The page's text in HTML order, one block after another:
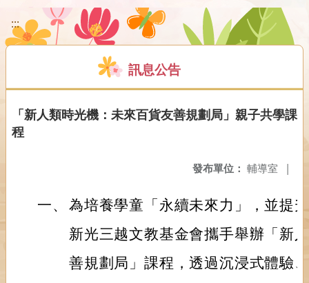
:::
訊息公告
「新人類時光機：未來百貨友善規劃局」親子共學課
程
發布單位： 輔導室 |
一、 為培養學童「永續未來力」，並提
新光三越文教基金會攜手舉辦「新
善規劃局」課程，透過沉浸式體驗